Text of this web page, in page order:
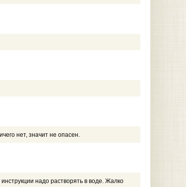
нет, значит не опасен.
надо растворять в воде. Жалко